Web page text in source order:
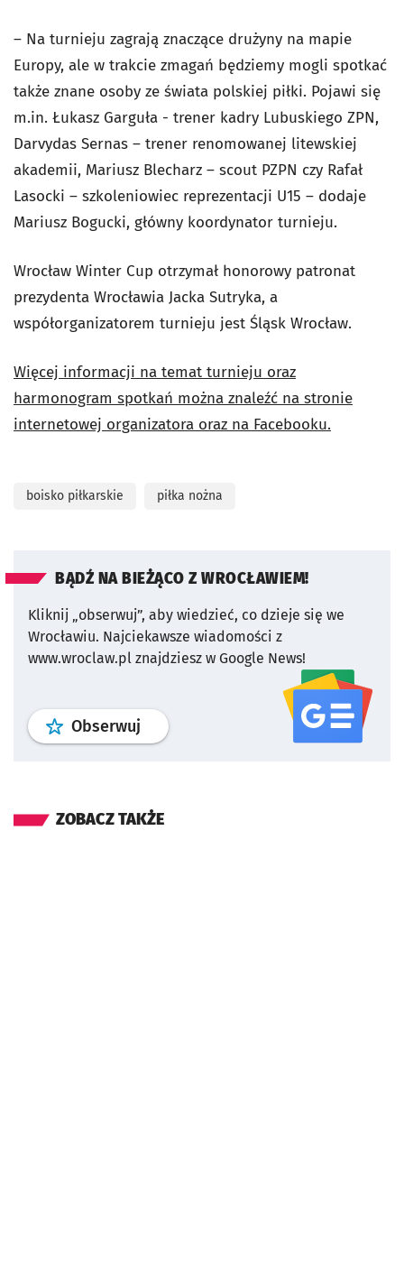
– Na turnieju zagrają znaczące drużyny na mapie
Europy, ale w trakcie zmagań będziemy mogli spotkać
także znane osoby ze świata polskiej piłki. Pojawi się
m.in. Łukasz Garguła - trener kadry Lubuskiego ZPN,
Darvydas Sernas – trener renomowanej litewskiej
akademii, Mariusz Blecharz – scout PZPN czy Rafał
Lasocki – szkoleniowiec reprezentacji U15 – dodaje
Mariusz Bogucki, główny koordynator turnieju.
Wrocław Winter Cup otrzymał honorowy patronat
prezydenta Wrocławia Jacka Sutryka, a
współorganizatorem turnieju jest Śląsk Wrocław.
Więcej informacji na temat turnieju oraz
harmonogram spotkań można znaleźć na stronie
internetowej organizatora oraz na Facebooku.
boisko piłkarskie piłka nożna
BĄDŹ NA BIEŻĄCO Z WROCŁAWIEM!
Kliknij „obserwuj”, aby wiedzieć, co dzieje się we
Wrocławiu. Najciekawsze wiadomości z
www.wroclaw.pl znajdziesz w Google News!
Obserwuj profil serwisu
ZOBACZ TAKŻE